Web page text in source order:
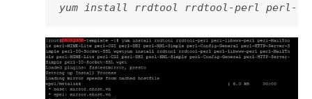
yum install rrdtool rrdtool-perl perl-